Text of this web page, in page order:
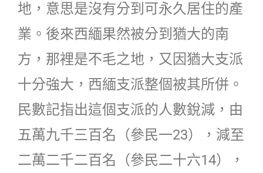
地，意思是沒有分到可永久居住的產
業。後來西緬果然被分到猶大的南
方，那裡是不毛之地，又因猶大支派
十分強大，西緬支派整個被其所併。
民數記指出這個支派的人數銳減，由
五萬九千三百名（參民一23），減至
二萬二千二百名（參民二十六14），